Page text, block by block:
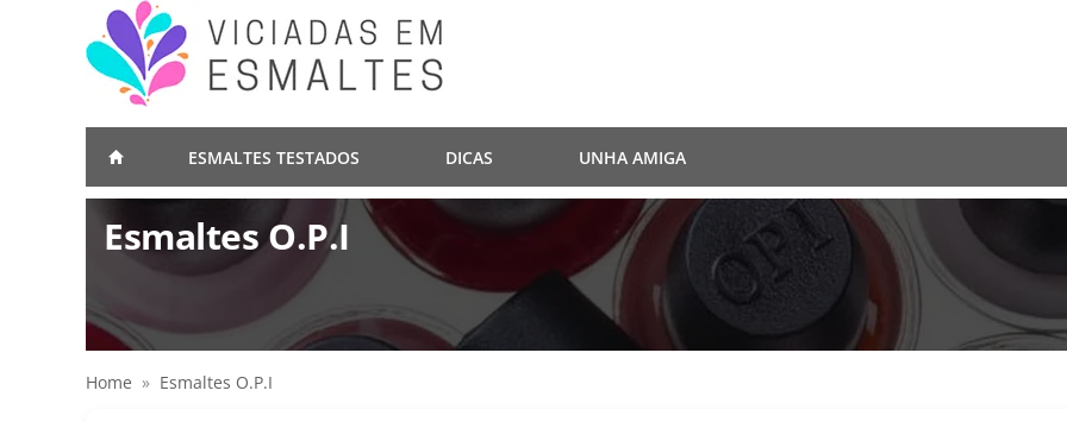
ESMALTES TESTADOS DICAS UNHA AMIGA
Esmaltes O.P.I
Home » Esmaltes O.P.I